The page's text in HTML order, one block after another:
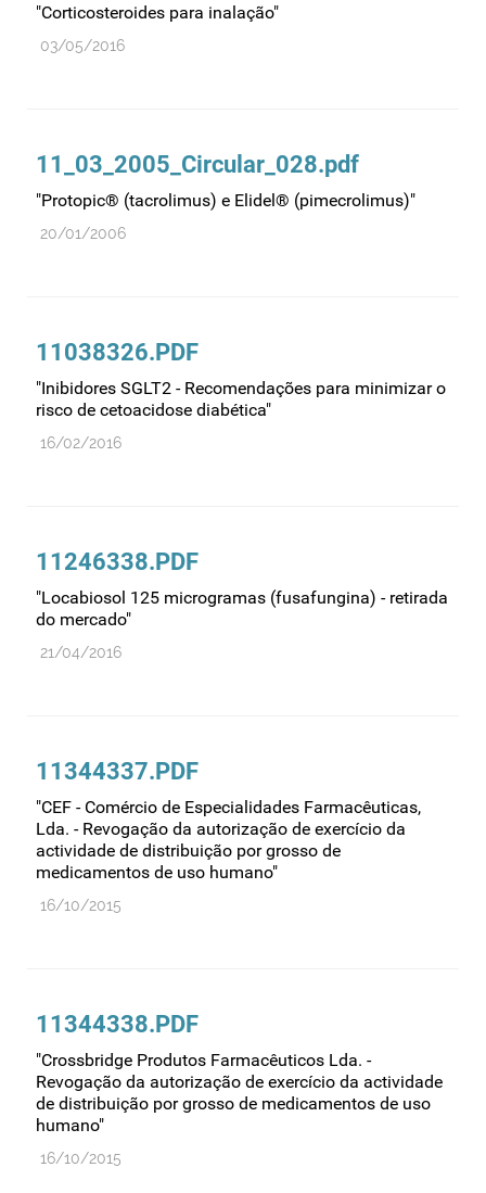
"Corticosteroides para inalação"
03/05/2016
11_03_2005_Circular_028.pdf
"Protopic® (tacrolimus) e Elidel® (pimecrolimus)"
20/01/2006
11038326.PDF
"Inibidores SGLT2 - Recomendações para minimizar o
risco de cetoacidose diabética"
16/02/2016
11246338.PDF
"Locabiosol 125 microgramas (fusafungina) - retirada
do mercado"
21/04/2016
11344337.PDF
"CEF - Comércio de Especialidades Farmacêuticas,
Lda. - Revogação da autorização de exercício da
actividade de distribuição por grosso de
medicamentos de uso humano"
16/10/2015
11344338.PDF
"Crossbridge Produtos Farmacêuticos Lda. -
Revogação da autorização de exercício da actividade
de distribuição por grosso de medicamentos de uso
humano"
16/10/2015